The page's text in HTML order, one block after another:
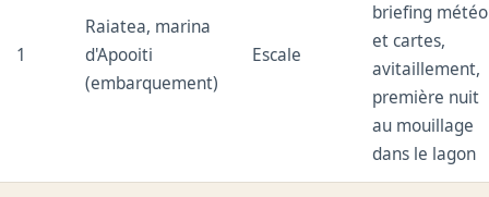
1
Raiatea, marina
d'Apooiti
(embarquement)
Escale
briefing météo
et cartes,
avitaillement,
première nuit
au mouillage
dans le lagon